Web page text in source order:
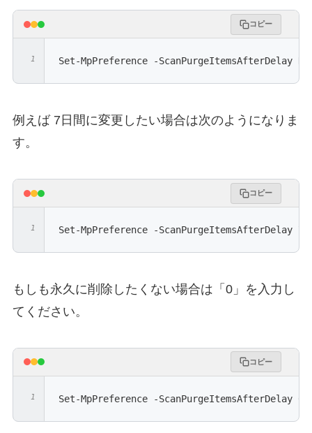
コピー
Set-MpPreference -ScanPurgeItemsAfterDelay N
例えば 7日間に変更したい場合は次のようになりま
す。
コピー
Set-MpPreference -ScanPurgeItemsAfterDelay 7
もしも永久に削除したくない場合は「0」を入力し
てください。
コピー
Set-MpPreference -ScanPurgeItemsAfterDelay 0